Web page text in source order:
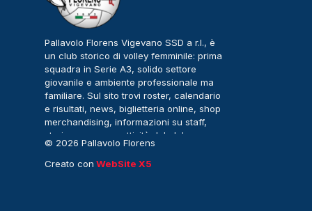
Pallavolo Florens Vigevano SSD a r.l., è
un club storico di volley femminile: prima
squadra in Serie A3, solido settore
giovanile e ambiente professionale ma
familiare. Sul sito trovi roster, calendario
e risultati, news, biglietteria online, shop
merchandising, informazioni su staff,
storia, sponsor e attività del club.
© 2026 Pallavolo Florens
Femminile. Tutti i diritti
Creato con WebSite X5